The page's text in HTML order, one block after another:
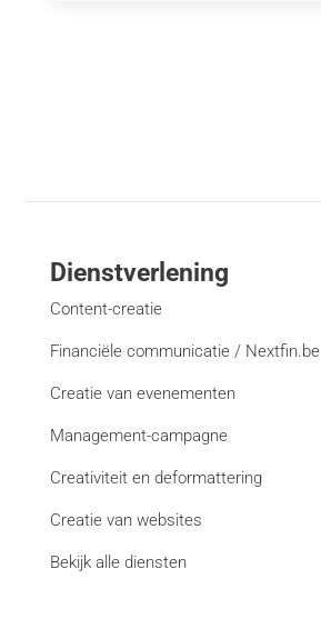
Dienstverlening
Content-creatie
Financiële communicatie / Nextfin.be
Creatie van evenementen
Management-campagne
Creativiteit en deformattering
Creatie van websites
Bekijk alle diensten